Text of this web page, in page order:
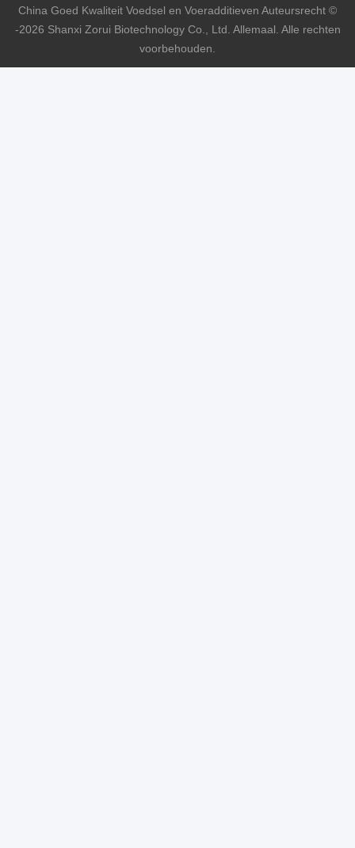
China Goed Kwaliteit Voedsel en Voeradditieven Auteursrecht ©
-2026 Shanxi Zorui Biotechnology Co., Ltd. Allemaal. Alle rechten
voorbehouden.